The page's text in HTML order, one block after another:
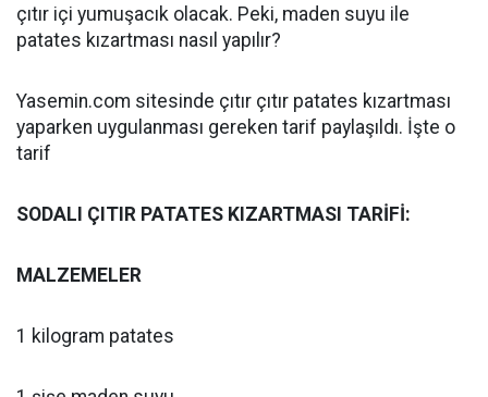
çıtır içi yumuşacık olacak. Peki, maden suyu ile
patates kızartması nasıl yapılır?
Yasemin.com sitesinde çıtır çıtır patates kızartması
yaparken uygulanması gereken tarif paylaşıldı. İşte o
tarif
SODALI ÇITIR PATATES KIZARTMASI TARİFİ:
MALZEMELER
1 kilogram patates